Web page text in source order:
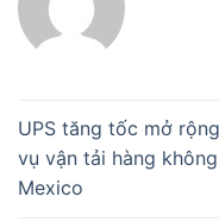
UPS tăng tốc mở
vụ vận tải hàng
Mexico